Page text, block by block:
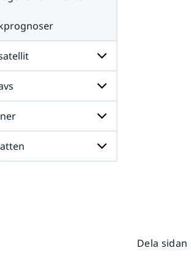
Undersidor
för
Radar
och
satellit
Undersidor
för
Väder
till
havs
Undersidor
för
Dela sidan